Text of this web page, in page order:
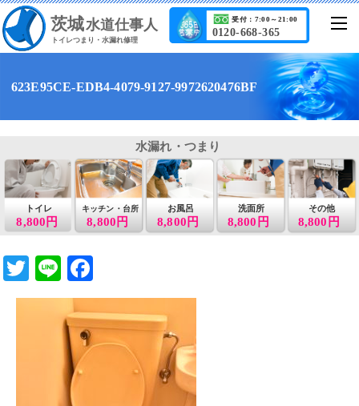
茨城水道仕事人
トイレつまり・水漏れ修理
0120-668-365
受付：7:00～21:00
623E95CE-EDB4-4079-9127-9972620476BF
8,800円
トイレ
8,800円
キッチン・台所 お風呂
8,800円
洗面所
8,800円
その他
8,800円
水漏れ・つまり
T
wi
Li
n
e
a
c
e